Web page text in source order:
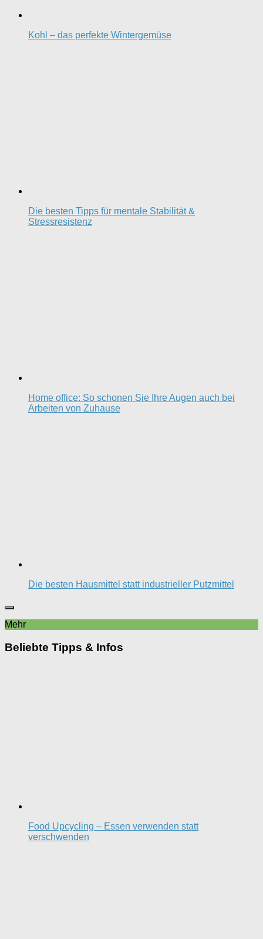
Kohl – das perfekte Wintergemüse
Die besten Tipps für mentale Stabilität &
Stressresistenz
Home office: So schonen Sie Ihre Augen auch bei
Arbeiten von Zuhause
Die besten Hausmittel statt industrieller Putzmittel
Mehr
Beliebte Tipps & Infos
Food Upcycling – Essen verwenden statt
verschwenden